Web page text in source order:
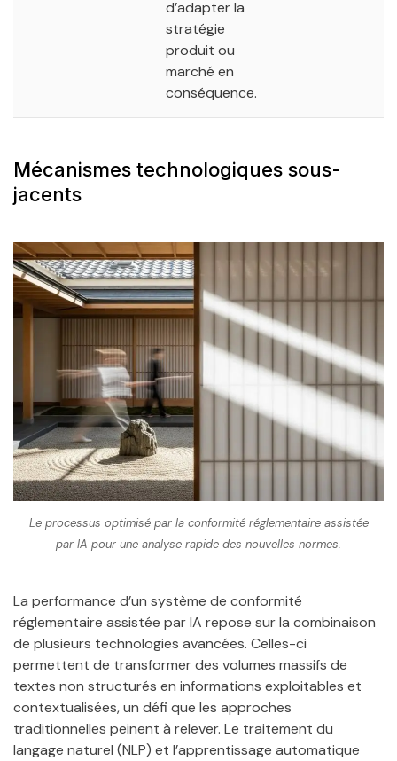
d’adapter la
stratégie
produit ou
marché en
conséquence.
Mécanismes technologiques sous-
jacents
Le processus optimisé par la conformité réglementaire assistée
par IA pour une analyse rapide des nouvelles normes.
La performance d’un système de conformité
réglementaire assistée par IA repose sur la combinaison
de plusieurs technologies avancées. Celles-ci
permettent de transformer des volumes massifs de
textes non structurés en informations exploitables et
contextualisées, un défi que les approches
traditionnelles peinent à relever. Le traitement du
langage naturel (NLP) et l’apprentissage automatique